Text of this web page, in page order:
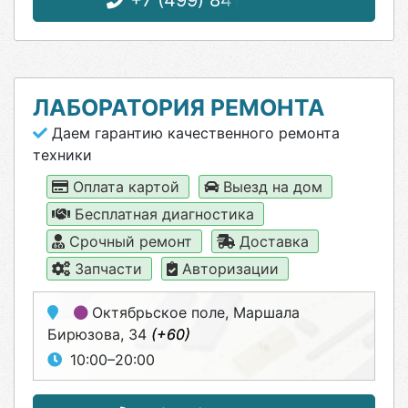
ЛАБОРАТОРИЯ РЕМОНТА
Даем гарантию качественного ремонта
техники
Оплата картой
Выезд на дом
Бесплатная диагностика
Срочный ремонт
Доставка
Запчасти
Авторизации
Октябрьское поле, Маршала
Бирюзова, 34 (+60)
10:00–20:00